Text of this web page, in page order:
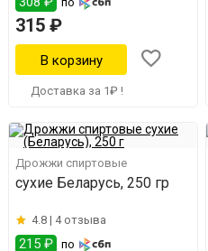
315 ₽
Доставка за 1₽ !
Дрожжи спиртовые
сухие Беларусь, 250 гр
4.8 | 4 отзыва
215 ₽ по